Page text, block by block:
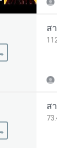
ส
ส